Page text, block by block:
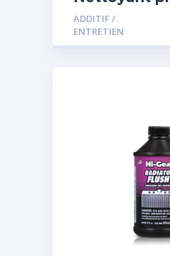
vidange
ADDITIF /
ENTRETIEN